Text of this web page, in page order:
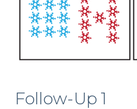
Follow-Up 1